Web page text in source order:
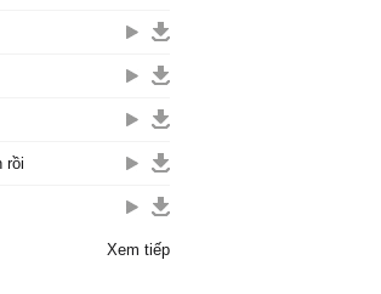
rồi
Xem tiếp